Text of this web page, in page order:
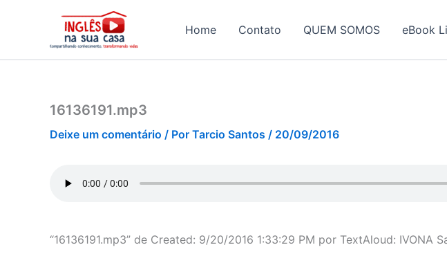
conteúdo
Home Contato QUEM SOMOS eBook
16136191.mp3
Deixe um comentário / Por Tarcio Santos / 20/09/2016
“16136191.mp3” de Created: 9/20/2016 1:33:29 PM por TextAloud: IVONA